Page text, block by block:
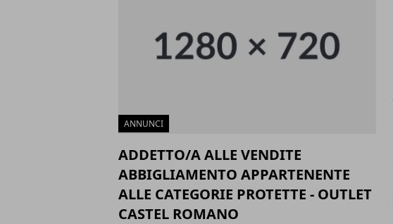
ANNUNCI
ADDETTO/A ALLE VENDITE
ABBIGLIAMENTO APPARTENENTE
ALLE CATEGORIE PROTETTE - OUTLET
CASTEL ROMANO